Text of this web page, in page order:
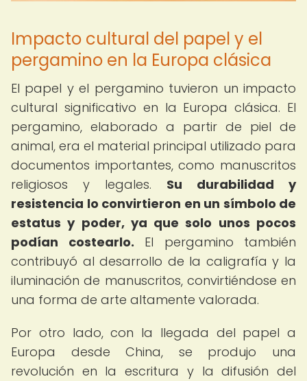
Impacto cultural del papel y el
pergamino en la Europa clásica
El papel y el pergamino tuvieron un impacto
cultural significativo en la Europa clásica. El
pergamino, elaborado a partir de piel de
animal, era el material principal utilizado para
documentos importantes, como manuscritos
religiosos y legales. Su durabilidad y
resistencia lo convirtieron en un símbolo de
estatus y poder, ya que solo unos pocos
podían costearlo. El pergamino también
contribuyó al desarrollo de la caligrafía y la
iluminación de manuscritos, convirtiéndose en
una forma de arte altamente valorada.
Por otro lado, con la llegada del papel a
Europa desde China, se produjo una
revolución en la escritura y la difusión del